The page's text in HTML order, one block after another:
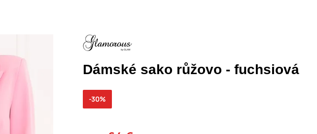
Dámské sako růžovo - fuchsiová
-30%